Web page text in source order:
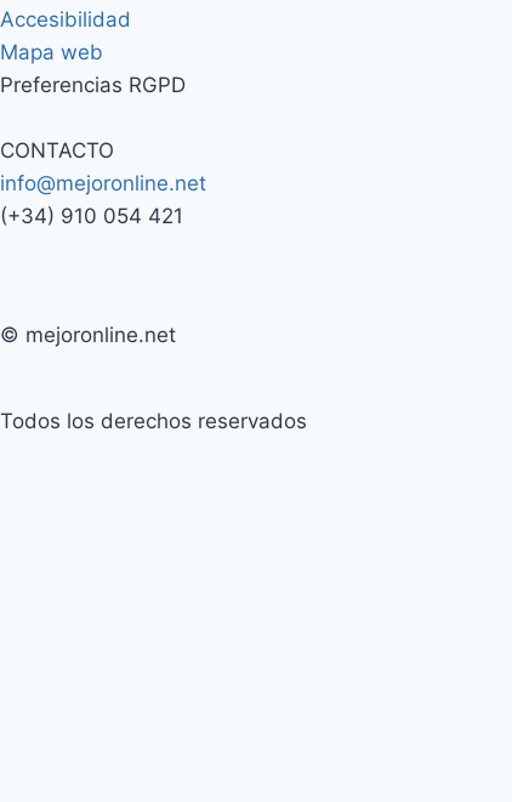
Accesibilidad
Mapa web
Preferencias RGPD
CONTACTO
info@mejoronline.net
(+34) 910 054 421
© mejoronline.net
Todos los derechos reservados